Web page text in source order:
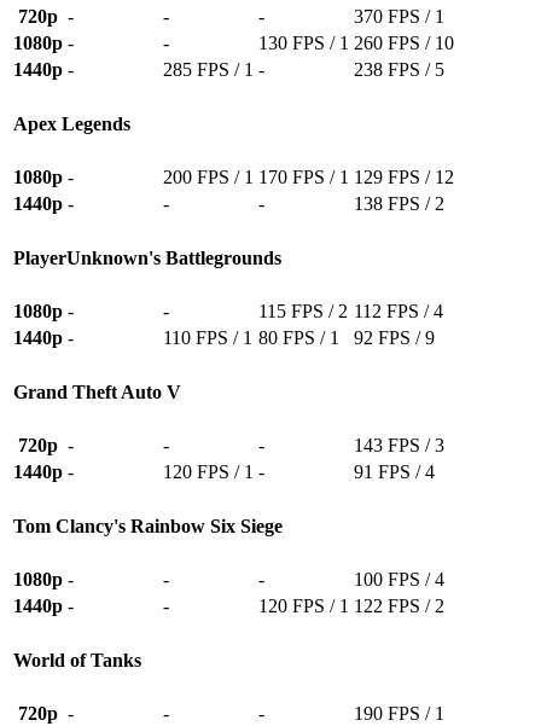
720p - - -
370 FPS / 1
1080p - - 130 FPS / 1 260 FPS / 10
1440p - 285 FPS / 1 - 238 FPS / 5
Apex Legends
1080p - 200 FPS / 1 170 FPS / 1 129 FPS / 12
1440p - - - 138 FPS / 2
PlayerUnknown's Battlegrounds
1080p - - 115 FPS / 2 112 FPS / 4
1440p - 110 FPS / 1 80 FPS / 1 92 FPS / 9
Grand Theft Auto V
720p - - -
143 FPS / 3
1440p - 120 FPS / 1 - 91 FPS / 4
Tom Clancy's Rainbow Six Siege
1080p - - -
100 FPS / 4
1440p - - 120 FPS / 1 122 FPS / 2
World of Tanks
720p - - -
190 FPS / 1